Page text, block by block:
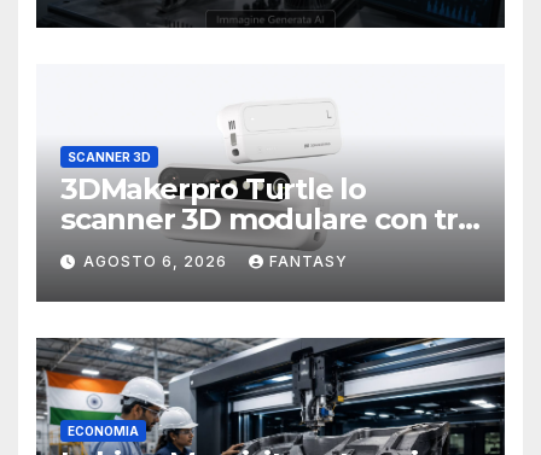
SCANNER 3D
3DMakerpro Turtle lo
scanner 3D modulare con tre
testine intercambiabili
AGOSTO 6, 2026 FANTASY
ECONOMIA